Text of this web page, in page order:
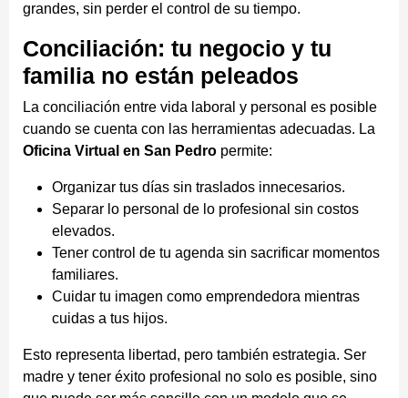
grandes, sin perder el control de su tiempo.
Conciliación: tu negocio y tu
familia no están peleados
La conciliación entre vida laboral y personal es posible
cuando se cuenta con las herramientas adecuadas. La
Oficina Virtual en San Pedro permite:
Organizar tus días sin traslados innecesarios.
Separar lo personal de lo profesional sin costos
elevados.
Tener control de tu agenda sin sacrificar momentos
familiares.
Cuidar tu imagen como emprendedora mientras
cuidas a tus hijos.
Esto representa libertad, pero también estrategia. Ser
madre y tener éxito profesional no solo es posible, sino